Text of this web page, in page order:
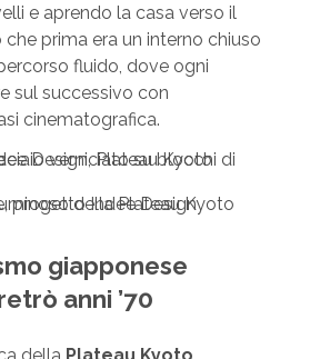
e aprendo la casa verso il
che prima era un interno chiuso
fluido, dove ogni
sul successivo con
cinematografica.
giapponese
anni ’70